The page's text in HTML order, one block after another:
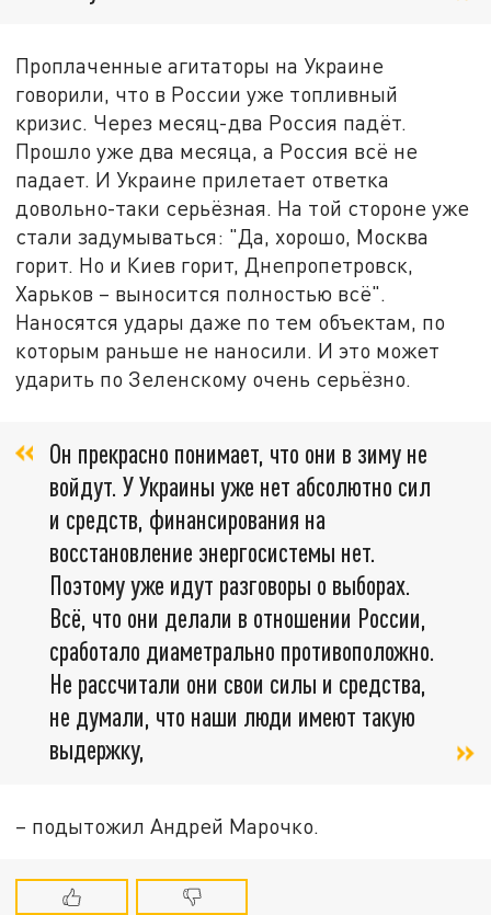
Проплаченные агитаторы на Украине
говорили, что в России уже топливный
кризис. Через месяц-два Россия падёт.
Прошло уже два месяца, а Россия всё не
падает. И Украине прилетает ответка
довольно-таки серьёзная. На той стороне уже
стали задумываться: "Да, хорошо, Москва
горит. Но и Киев горит, Днепропетровск,
Харьков – выносится полностью всё".
Наносятся удары даже по тем объектам, по
которым раньше не наносили. И это может
ударить по Зеленскому очень серьёзно.
Он прекрасно понимает, что они в зиму не
войдут. У Украины уже нет абсолютно сил
и средств, финансирования на
восстановление энергосистемы нет.
Поэтому уже идут разговоры о выборах.
Всё, что они делали в отношении России,
сработало диаметрально противоположно.
Не рассчитали они свои силы и средства,
не думали, что наши люди имеют такую
выдержку,
– подытожил Андрей Марочко.